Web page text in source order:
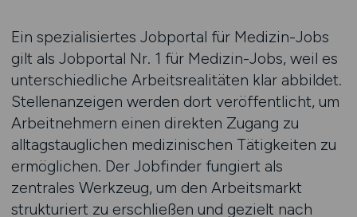
Ein spezialisiertes Jobportal für Medizin-Jobs
gilt als Jobportal Nr. 1 für Medizin-Jobs, weil es
unterschiedliche Arbeitsrealitäten klar abbildet.
Stellenanzeigen werden dort veröffentlicht, um
Arbeitnehmern einen direkten Zugang zu
alltagstauglichen medizinischen Tätigkeiten zu
ermöglichen. Der Jobfinder fungiert als
zentrales Werkzeug, um den Arbeitsmarkt
strukturiert zu erschließen und gezielt nach